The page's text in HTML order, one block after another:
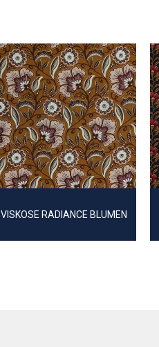
VISKOSE RADIANCE BLUMEN